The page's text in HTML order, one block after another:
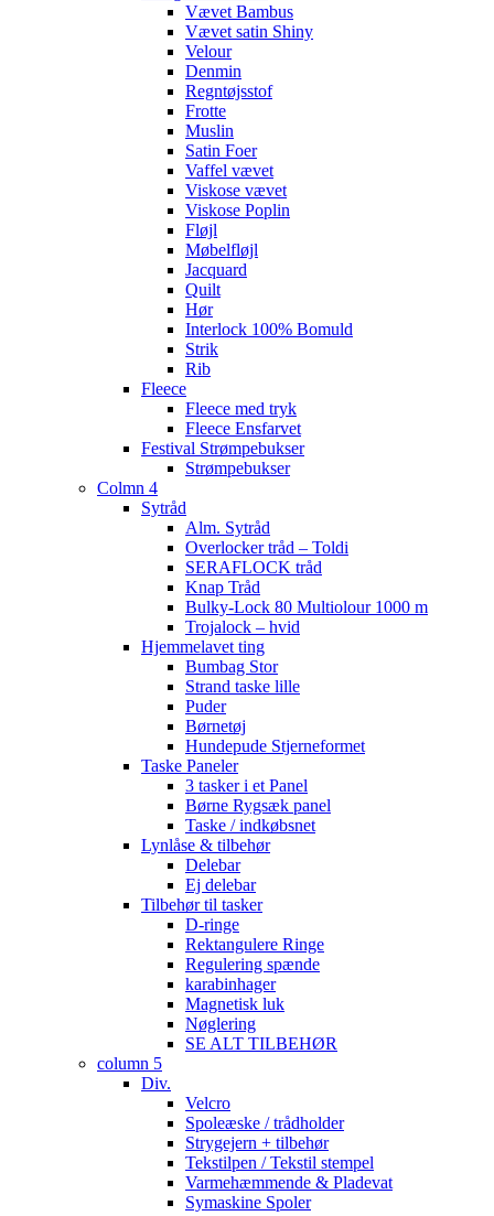
Vævet Bambus
Vævet satin Shiny
Velour
Denmin
Regntøjsstof
Frotte
Muslin
Satin Foer
Vaffel vævet
Viskose vævet
Viskose Poplin
Fløjl
Møbelfløjl
Jacquard
Quilt
Hør
Interlock 100% Bomuld
Strik
Rib
Fleece
Fleece med tryk
Fleece Ensfarvet
Festival Strømpebukser
Strømpebukser
Colmn 4
Sytråd
Alm. Sytråd
Overlocker tråd – Toldi
SERAFLOCK tråd
Knap Tråd
Bulky-Lock 80 Multiolour 1000 m
Trojalock – hvid
Hjemmelavet ting
Bumbag Stor
Strand taske lille
Puder
Børnetøj
Hundepude Stjerneformet
Taske Paneler
3 tasker i et Panel
Børne Rygsæk panel
Taske / indkøbsnet
Lynlåse & tilbehør
Delebar
Ej delebar
Tilbehør til tasker
D-ringe
Rektangulere Ringe
Regulering spænde
karabinhager
Magnetisk luk
Nøglering
SE ALT TILBEHØR
column 5
Div.
Velcro
Spoleæske / trådholder
Strygejern + tilbehør
Tekstilpen / Tekstil stempel
Varmehæmmende & Pladevat
Symaskine Spoler